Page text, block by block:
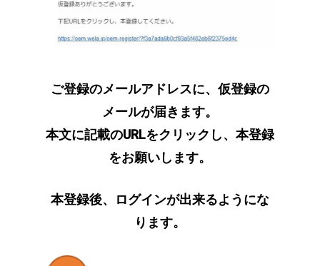
ご登録のメールアドレスに、仮登録の
メールが届きます。
本文に記載のURLをクリックし、本登録
をお願いします。
本登録後、ログインが出来るようにな
ります。